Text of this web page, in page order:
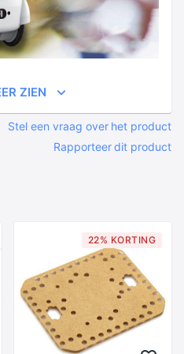
ZIEN
Stel een vraag over het product
Rapporteer dit product
22% KORTING